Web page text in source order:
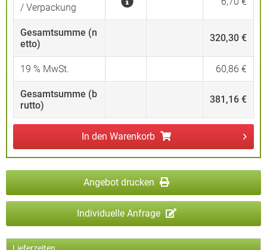
/ Verpackung
Gesamtsumme (n
etto)
320,30 €
19 % MwSt. 60,86 €
Gesamtsumme (b
rutto)
381,16 €
In den Warenkorb
Angebot drucken
Individuelle Anfrage